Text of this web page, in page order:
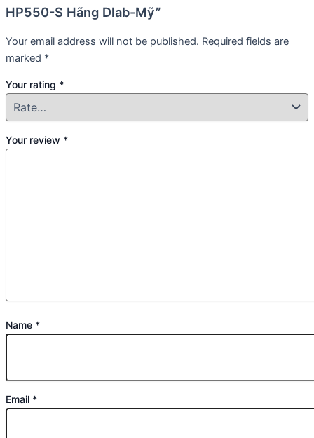
HP550-S Hãng Dlab-Mỹ”
Your email address will not be published. Required fields are
marked *
Your rating *
Your review *
Name *
Email *